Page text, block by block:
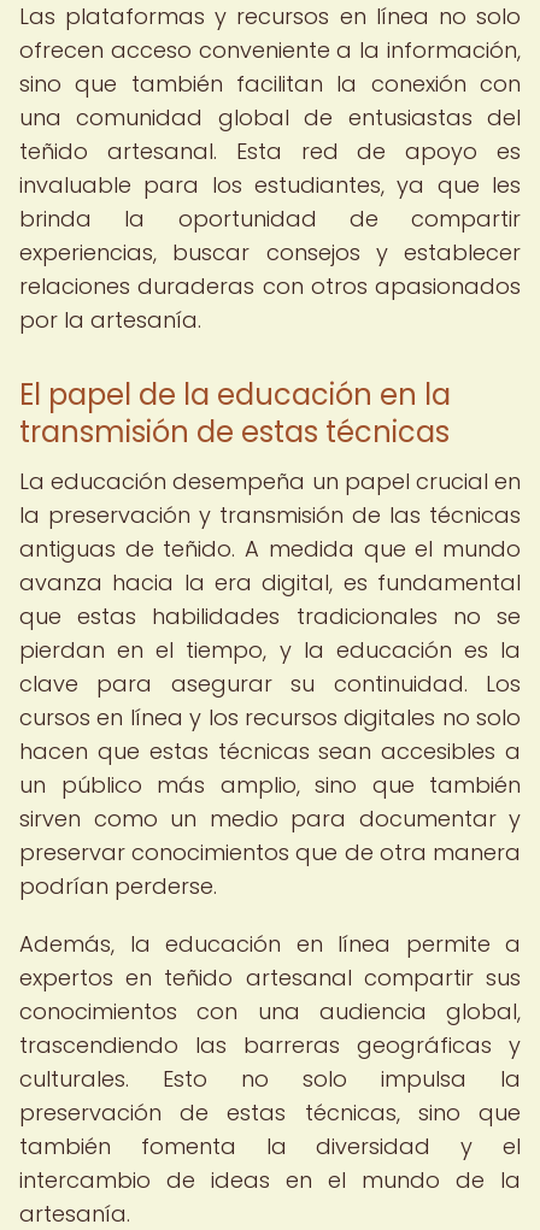
Las plataformas y recursos en línea no solo
ofrecen acceso conveniente a la información,
sino que también facilitan la conexión con
una comunidad global de entusiastas del
teñido artesanal. Esta red de apoyo es
invaluable para los estudiantes, ya que les
brinda la oportunidad de compartir
experiencias, buscar consejos y establecer
relaciones duraderas con otros apasionados
por la artesanía.
El papel de la educación en la
transmisión de estas técnicas
La educación desempeña un papel crucial en
la preservación y transmisión de las técnicas
antiguas de teñido. A medida que el mundo
avanza hacia la era digital, es fundamental
que estas habilidades tradicionales no se
pierdan en el tiempo, y la educación es la
clave para asegurar su continuidad. Los
cursos en línea y los recursos digitales no solo
hacen que estas técnicas sean accesibles a
un público más amplio, sino que también
sirven como un medio para documentar y
preservar conocimientos que de otra manera
podrían perderse.
Además, la educación en línea permite a
expertos en teñido artesanal compartir sus
conocimientos con una audiencia global,
trascendiendo las barreras geográficas y
culturales. Esto no solo impulsa la
preservación de estas técnicas, sino que
también fomenta la diversidad y el
intercambio de ideas en el mundo de la
artesanía.